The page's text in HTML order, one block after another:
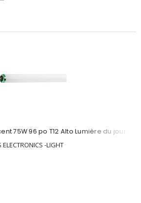
75W 96 po T12 Alto Lumière du jour
ELECTRONICS -LIGHT